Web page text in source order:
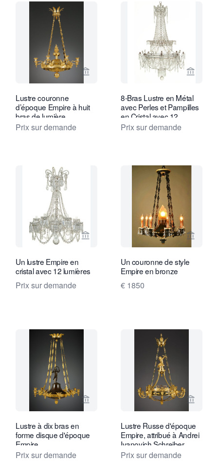
Voir la page vendeur de Kollenburg
Lustre couronne
d’époque Empire à huit
bras de lumière
Prix sur demande
Voir la
8-Bras Lustre en Métal
avec Perles et Pampilles
en Cristal avec 12
Lumières
Prix sur demande
Voir la page vendeur de Van Nie
Un lustre Empire en
cristal avec 12 lumières
Prix sur demande
Voir la
Un couronne de style
Empire en bronze
€ 1850
Voir la page vendeur de Kollenburg
Lustre à dix bras en
forme disque d'époque
Empire
Prix sur demande
Voir la
Lustre Russe d'époque
Empire, attribué à Andrei
Ivanovich Schreiber
Prix sur demande